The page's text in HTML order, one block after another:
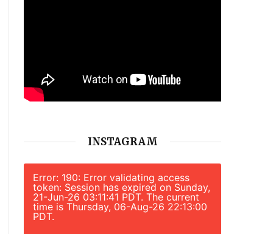
INSTAGRAM
Error: 190: Error validating access
token: Session has expired on Sunday,
21-Jun-26 03:11:41 PDT. The current
time is Thursday, 06-Aug-26 22:13:00
PDT.